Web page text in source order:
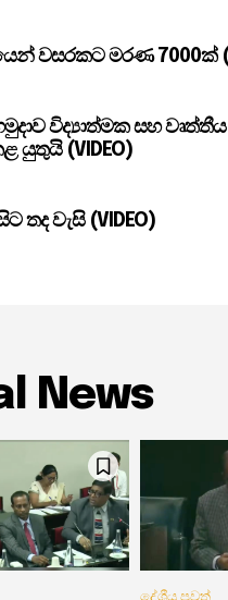
වසරකට මරණ 7000ක්
විද්‍යාත්මක සහ
යුතුයි (VIDEO)
තද වැසි (VIDEO)
News
දේශීය පුවත්